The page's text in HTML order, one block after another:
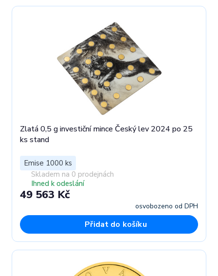
Zlatá 0,5 g investiční mince Český lev 2024 po 25
ks stand
Emise 1000 ks
Skladem na 0 prodejnách
Ihned k odeslání
49 563 Kč
osvobozeno od DPH
Přidat do košíku